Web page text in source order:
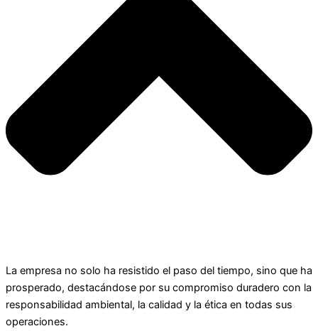
La empresa no solo ha resistido el paso del tiempo, sino que ha
prosperado, destacándose por su compromiso duradero con la
responsabilidad ambiental, la calidad y la ética en todas sus
operaciones.